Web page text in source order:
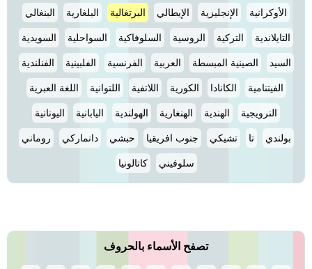
الأوكرانية الإنجليزية الإيطالي البرتغالية البلغارية البنغالي
التايلاندية التركية الروسية السلوفاكية السواحلية السويدية
السيد الصينية المبسطة العربية الفرنسية الفلبينية الفنلندية
الفيتنامية الكانادا الكورية اللاتفية اللتوانية اللغة العبرية
النرويجية الهندية الهنغارية الهولندية اليابانية اليونانية
بولندي تا تشيكي جنوب افريقيا حبشي دانماركي روماني
سلوفيني كاتالونيا
تصفح الأسماء بالحروف